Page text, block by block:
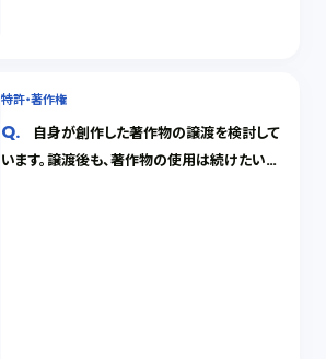
特許・著作権
自身が創作した著作物の譲渡を検討して
います。譲渡後も、著作物の使用は続けたいで